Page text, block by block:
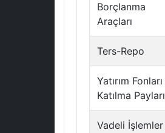
Borçlanma
Araçları
Ters-Repo
Yatırım Fonları
Katılma Payları
Vadeli İşlemler